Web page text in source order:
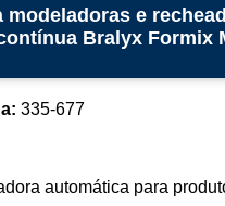
modeladoras e
Bralyx Formix
335-677
automática para